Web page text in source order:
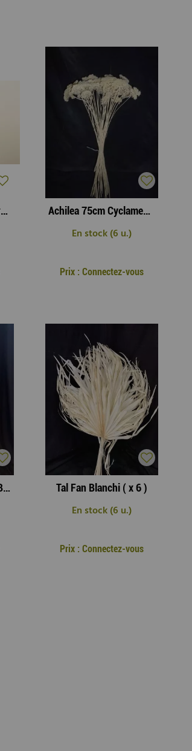
Poa Phalaris 70cm Bordeaux ( 100g ) Achilea 75cm Cyclamen ( x 120g )
En stock (6 u.)
Prix : Connectez-vous
Cime di Patria 120cm Blanc ( x 10 ) Tal Fan Blanchi ( x 6 )
En stock (6 u.)
Prix : Connectez-vous